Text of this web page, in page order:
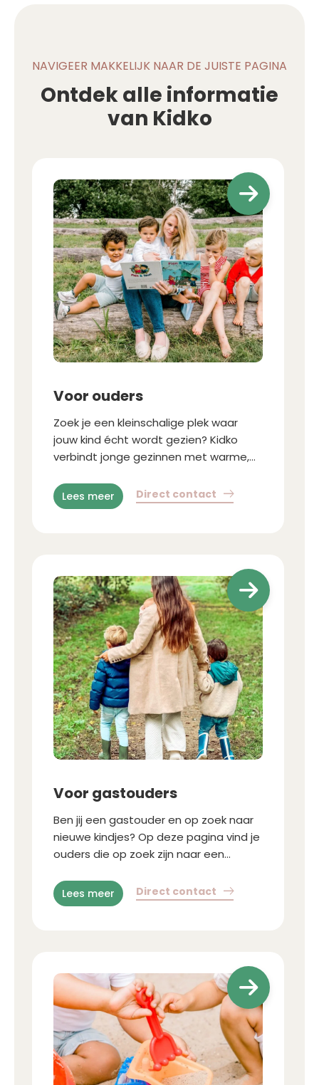
NAVIGEER MAKKELIJK NAAR DE JUISTE PAGINA
Ontdek alle informatie
van Kidko
Voor ouders
Zoek je een kleinschalige plek waar
jouw kind écht wordt gezien? Kidko
verbindt jonge gezinnen met warme,
opvang aan huis of bij de gastouder
thuis.
Lees meer Direct contact
Voor gastouders
Ben jij een gastouder en op zoek naar
nieuwe kindjes? Op deze pagina vind je
ouders die op zoek zijn naar een
gekwalificeerde gastouder in hun regio.
Lees meer Direct contact